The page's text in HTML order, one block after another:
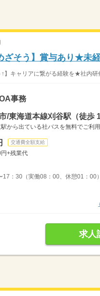
ざそう】賞与あり★未
↑】キャリアに繋がる経験を★社内
事務
/東海道本線刈谷駅（徒歩
駅から出ている社バスを無料でご利
交通費全額支給
+残業代
17：30（実働08：00、休憩01：00
求人